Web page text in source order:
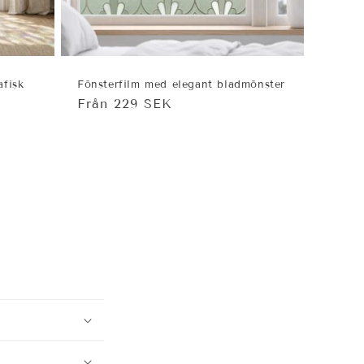
Fönsterfilm med elegant bladmönster
Ordinarie
Från 229 SEK